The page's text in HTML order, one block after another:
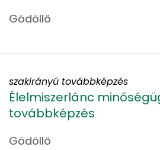
Gödöllő
Élelmiszerlánc
továbbképzés
Gödöllő
szakirányú továbbképzés